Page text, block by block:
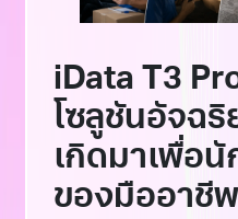
iData T3
โซลูชันอัจฉริ
เกิดมาเพื่อนั
ของมืออาชีพ